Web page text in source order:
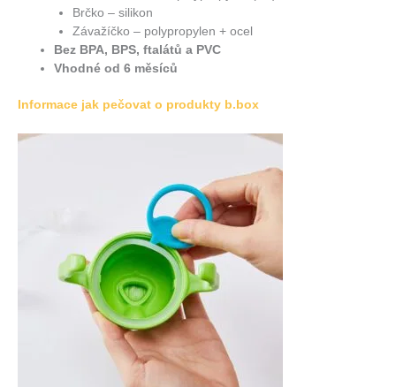
Brčko – silikon
Závažíčko – polypropylen + ocel
Bez BPA, BPS, ftalátů a PVC
Vhodné od 6 měsíců
Informace jak pečovat o produkty b.box